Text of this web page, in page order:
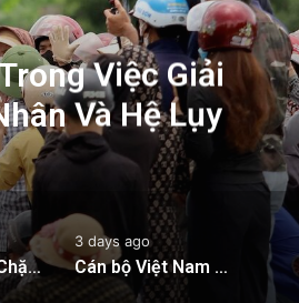
Việc Giải
Và Hệ Lụy
Công an Siết Chặt Quản Lý Người Dùng Mạng Xã Hội: Nhận Diện ‘Phản Động’ Theo Quan Điểm Đảng Cộng Sản Việt Nam
3 days ago
Cán bộ Việt Nam bị tố cáo tấn công tình dục hai nữ phục vụ tại New Zealand trước chuyến thăm của Thủ tướng Chính